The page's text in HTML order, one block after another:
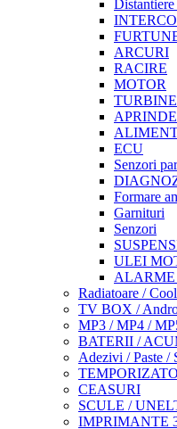
Distantiere
ARCURI
RACIRE
MOTOR
TURBINE
ECU
Senzori
Formare
Garnituri
Senzori
ULEI
Radiatoare /
TV BOX /
MP3 / MP4 /
BATERII /
Adezivi / Paste /
CEASURI
SCULE /
IMPRIMANTE